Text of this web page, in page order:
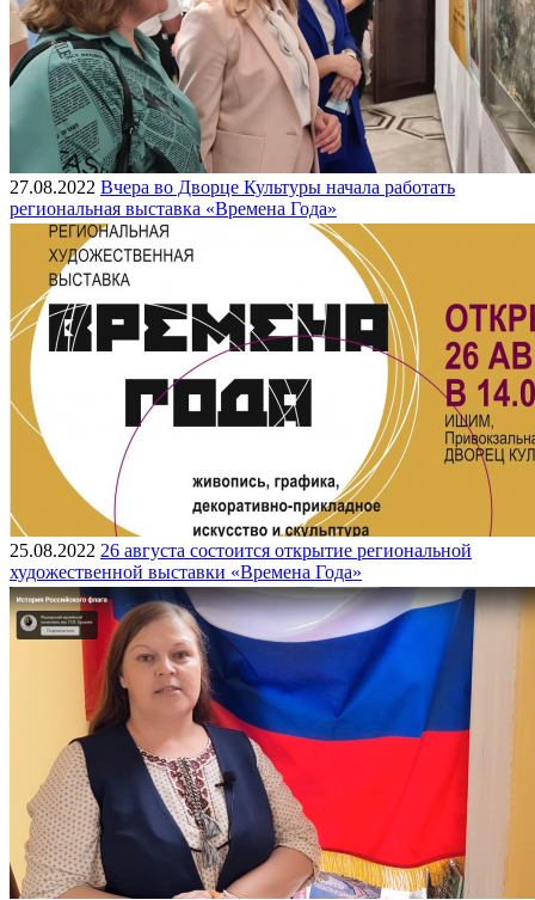
27.08.2022 Вчера во Дворце Культуры начала работать
региональная выставка «Времена Года»
25.08.2022 26 августа состоится открытие региональной
художественной выставки «Времена Года»